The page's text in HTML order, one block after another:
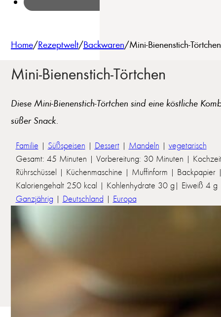
Home/Rezeptwelt/Backwaren/Mini-Bienenstich-
Mini-Bienenstich-Törtchen
Diese Mini-Bienenstich-Törtchen sind eine köstliche
süßer Snack.
Familie | Süßspeisen | Dessert| Mandeln | vegetarisch
Gesamt: 45 Minuten | Vorbereitung: 30 Minuten |
Rührschüssel | Küchenmaschine | Muffinform | Backpapier
Kaloriengehalt 250 kcal | Kohlenhydrate 30 g| Eiweiß 4
Ganzjährig | Deutschland | Europa